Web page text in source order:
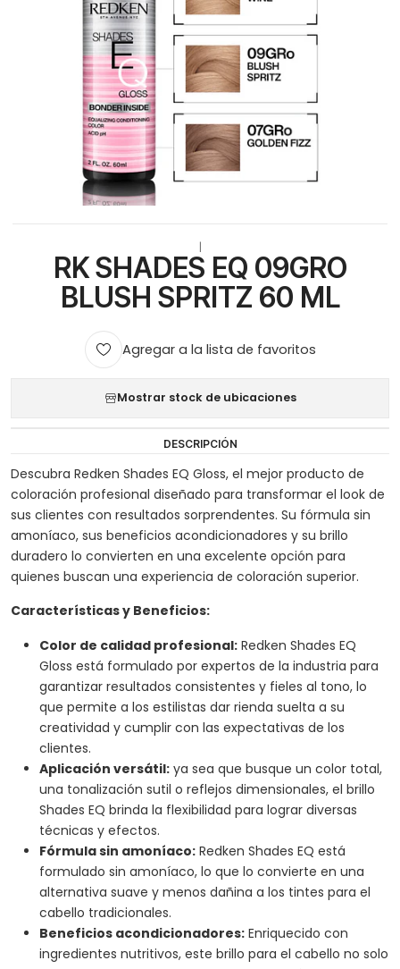
RK SHADES EQ 09GRO
BLUSH SPRITZ 60 ML
Agregar a la lista de favoritos
Mostrar stock de ubicaciones
DESCRIPCIÓN
Descubra Redken Shades EQ Gloss, el mejor producto de
coloración profesional diseñado para transformar el look de
sus clientes con resultados sorprendentes. Su fórmula sin
amoníaco, sus beneficios acondicionadores y su brillo
duradero lo convierten en una excelente opción para
quienes buscan una experiencia de coloración superior.
Características y Beneficios:
Color de calidad profesional:Redken Shades EQ
Gloss está formulado por expertos de la industria para
garantizar resultados consistentes y fieles al tono, lo
que permite a los estilistas dar rienda suelta a su
creatividad y cumplir con las expectativas de los
clientes.
Aplicación versátil:ya sea que busque un color total,
una tonalización sutil o reflejos dimensionales, el brillo
Shades EQ brinda la flexibilidad para lograr diversas
técnicas y efectos.
Fórmula sin amoníaco:Redken Shades EQ está
formulado sin amoníaco, lo que lo convierte en una
alternativa suave y menos dañina a los tintes para el
cabello tradicionales.
Beneficios acondicionadores:Enriquecido con
ingredientes nutritivos, este brillo para el cabello no solo